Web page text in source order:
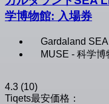
学博物館: 入場券
Gardaland
MUSE - 科学博
4.3 (10)
Tiqets最安価格：